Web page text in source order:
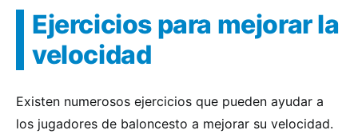
Ejercicios para mejorar la
velocidad
Existen numerosos ejercicios que pueden ayudar a
los jugadores de baloncesto a mejorar su velocidad.